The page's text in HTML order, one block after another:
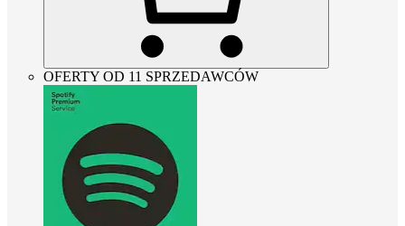
OFERTY OD 11 SPRZEDAWCÓW